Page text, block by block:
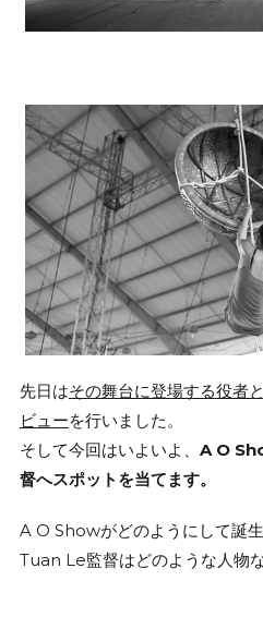
先日はその舞台に登場する役者
ビューを行いました。
そして今回はいよいよ、 A O
督へスポットを当てます。
A O Showがどのようにして誕生
Tuan Le監督はどのような人物